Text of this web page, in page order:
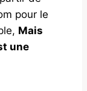
pour le
Mais
une